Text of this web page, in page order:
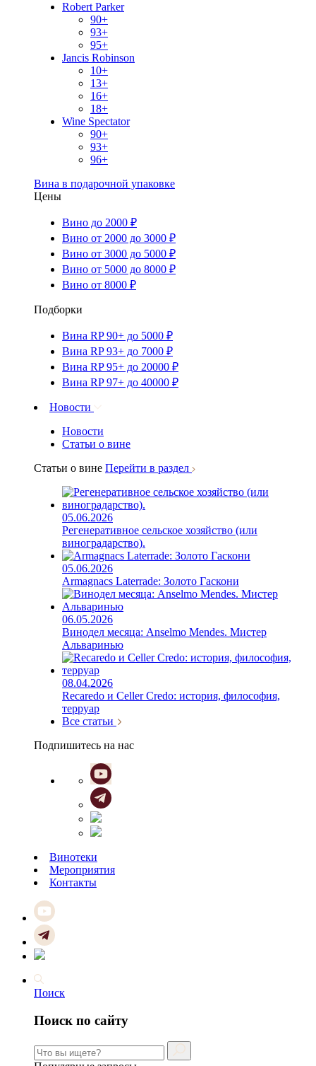
Robert Parker
90+
93+
95+
Jancis Robinson
10+
13+
16+
18+
Wine Spectator
90+
93+
96+
Вина в подарочной упаковке
Цены
Вино до 2000 ₽
Вино от 2000 до 3000 ₽
Вино от 3000 до 5000 ₽
Вино от 5000 до 8000 ₽
Вино от 8000 ₽
Подборки
Вина RP 90+ до 5000 ₽
Вина RP 93+ до 7000 ₽
Вина RP 95+ до 20000 ₽
Вина RP 97+ до 40000 ₽
Новости
Новости
Статьи о вине
Статьи о вине Перейти в раздел
05.06.2026
Регенеративное сельское хозяйство (или
виноградарство).
05.06.2026
Armagnacs Laterrade: Золото Гаскони
06.05.2026
Винодел месяца: Anselmo Mendes. Мистер
Альваринью
08.04.2026
Recaredo и Celler Credo: история, философия,
терруар
Все статьи
Подпишитесь на нас
Винотеки
Мероприятия
Контакты
Поиск
Поиск по сайту